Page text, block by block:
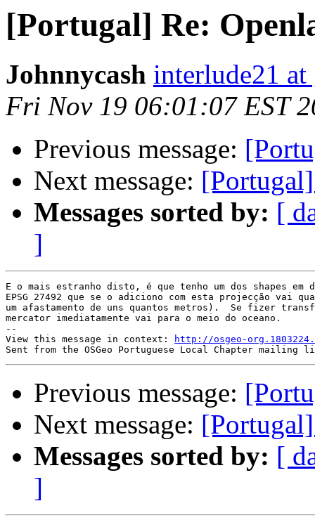
[Portugal] Re:
Johnnycash interlude21
Fri Nov 19 06:01:07 EST
Previous message:
Next message:
Messages sorted by: [
]
E o mais estranho disto, é que tenho um dos shapes em
EPSG 27492 que se o adiciono com esta projecção vai
um afastamento de uns quantos metros).  Se fizer
mercator imediatamente vai para o meio do oceano.
--
View this message in context:
http://osgeo-
Previous message:
Next message:
Messages sorted by: [
]